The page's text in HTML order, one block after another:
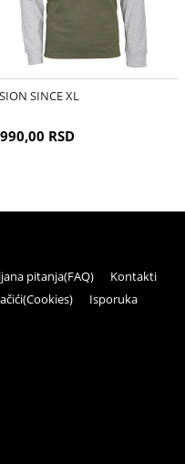
SINCE XL
RSD
pitanja(FAQ)
Kontakti
Isporuka